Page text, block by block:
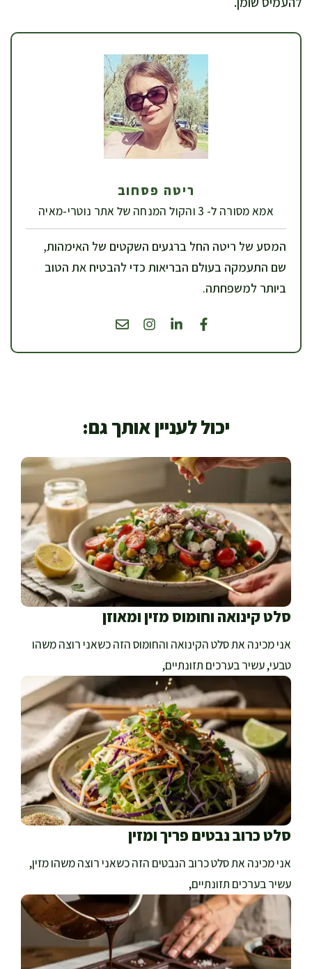
ריטה פסחוב
אמא מסורה ל- 3 והקול המנחה של אתר נוטרי-מאיה
המסע של ריטה החל ברגעים השקטים של האימהות,
שם התעמקה בעולם הבריאות כדי להבטיח את הטוב
ביותר למשפחתה.
יכול לעניין אותך גם:
סלט קינואה וחומוס מזין ומאוזן
אני מכינה את סלט הקינואה והחומוס הזה כשאני רוצה משהו
טבעי, עשיר בערכים תזונתיים,
סלט כרוב נבטים פריך ומזין
אני מכינה את סלט כרוב הנבטים הזה כשאני רוצה משהו מזין,
עשיר בערכים תזונתיים,